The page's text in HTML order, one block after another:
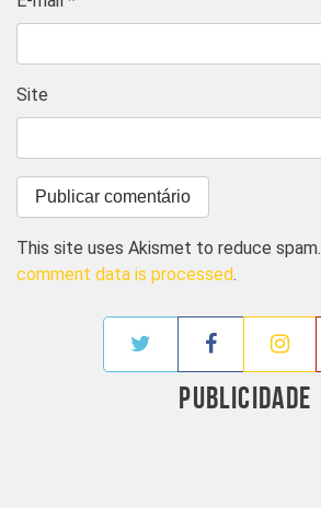
Site
This site uses Akismet to reduce spam.
comment data is processed.
PUBLICIDADE